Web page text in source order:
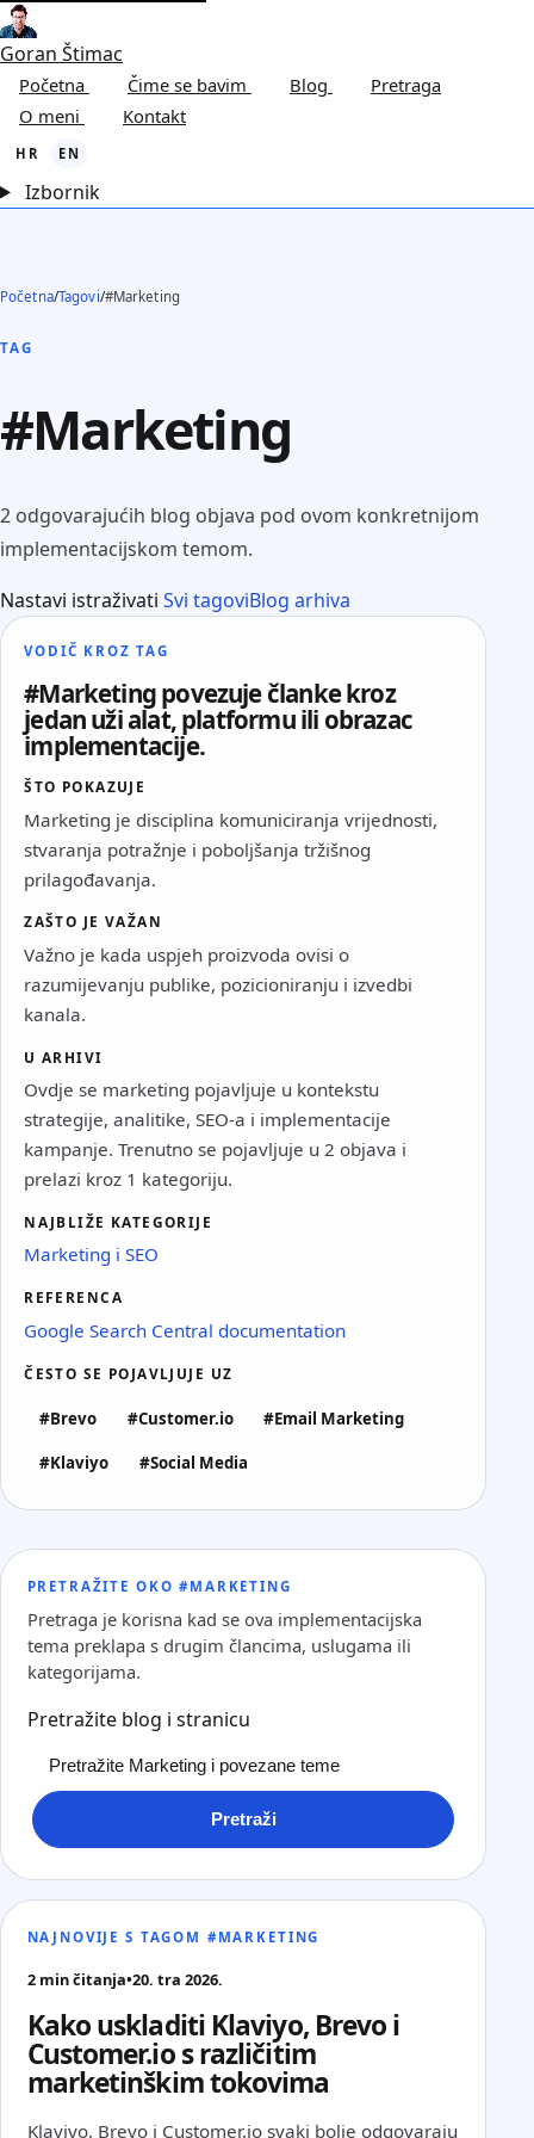
Goran Štimac
Početna Čime se bavim Blog
Pretraga
O meni
Kontakt
HR EN
Izbornik
Početna/Tagovi/#Marketing
TAG
#Marketing
2 odgovarajućih blog objava pod ovom konkretnijom
implementacijskom temom.
Nastavi istraživati Svi tagoviBlog arhiva
VODIČ KROZ TAG
#Marketing povezuje članke kroz
jedan uži alat, platformu ili obrazac
implementacije.
ŠTO POKAZUJE
Marketing je disciplina komuniciranja vrijednosti,
stvaranja potražnje i poboljšanja tržišnog
prilagođavanja.
ZAŠTO JE VAŽAN
Važno je kada uspjeh proizvoda ovisi o
razumijevanju publike, pozicioniranju i izvedbi
kanala.
U ARHIVI
Ovdje se marketing pojavljuje u kontekstu
strategije, analitike, SEO-a i implementacije
kampanje. Trenutno se pojavljuje u 2 objava i
prelazi kroz 1 kategoriju.
NAJBLIŽE KATEGORIJE
Marketing i SEO
REFERENCA
Google Search Central documentation
ČESTO SE POJAVLJUJE UZ
#Brevo #Customer.io #Email Marketing
#Klaviyo #Social Media
PRETRAŽITE OKO #MARKETING
Pretraga je korisna kad se ova implementacijska
tema preklapa s drugim člancima, uslugama ili
kategorijama.
Pretražite blog i stranicu
Pretraži
NAJNOVIJE S TAGOM #MARKETING
2 min čitanja•20. tra 2026.
Kako uskladiti Klaviyo, Brevo i
Customer.io s različitim
marketinškim tokovima
Klaviyo, Brevo i Customer.io svaki bolje odgovaraju